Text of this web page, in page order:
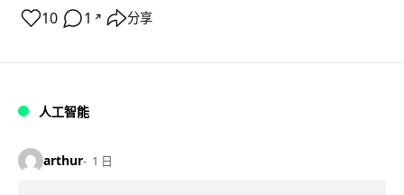
10 1 ↗ 分享
人工智能
arthur 1 日